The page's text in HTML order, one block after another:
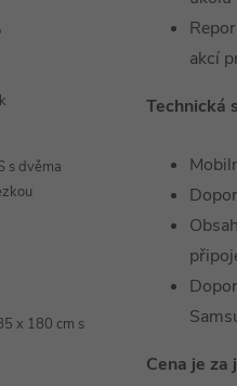
s dvěma
x 180 cm s
akcí
Technická
Cena je za